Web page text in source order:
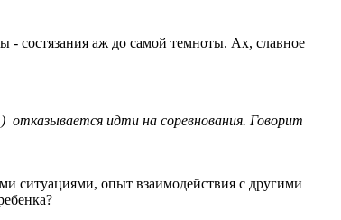
состязания аж до самой темноты. Ах, славное
отказывается идти на соревнования. Говорит
ситуациями, опыт взаимодействия с другими